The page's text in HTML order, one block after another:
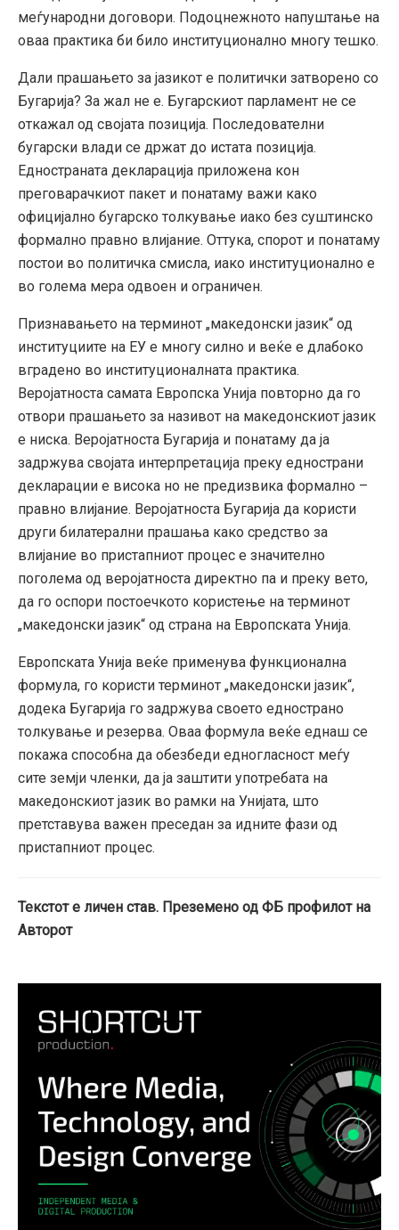
меѓународни договори. Подоцнежното напуштање на
оваа практика би било институционално многу тешко.
Дали прашањето за јазикот е политички затворено со
Бугарија? За жал не е. Бугарскиот парламент не се
откажал од својата позиција. Последователни
бугарски влади се држат до истата позиција.
Едностраната декларација приложена кон
преговарачкиот пакет и понатаму важи како
официјално бугарско толкување иако без суштинско
формално правно влијание. Оттука, спорот и понатаму
постои во политичка смисла, иако институционално е
во голема мера одвоен и ограничен.
Признавањето на терминот „македонски јазик“ од
институциите на ЕУ е многу силно и веќе е длабоко
вградено во институционалната практика.
Веројатноста самата Европска Унија повторно да го
отвори прашањето за називот на македонскиот јазик
е ниска. Веројатноста Бугарија и понатаму да ја
задржува својата интерпретација преку еднострани
декларации е висока но не предизвика формално –
правно влијание. Веројатноста Бугарија да користи
други билатерални прашања како средство за
влијание во пристапниот процес е значително
поголема од веројатноста директно па и преку вето,
да го оспори постоечкото користење на терминот
„македонски јазик“ од страна на Европската Унија.
Европската Унија веќе применува функционална
формула, го користи терминот „македонски јазик“,
додека Бугарија го задржува своето еднострано
толкување и резерва. Оваа формула веќе еднаш се
покажа способна да обезбеди едногласност меѓу
сите земји членки, да ја заштити употребата на
македонскиот јазик во рамки на Унијата, што
претставува важен преседан за идните фази од
пристапниот процес.
Текстот е личен став. Преземено од ФБ профилот на
Авторот